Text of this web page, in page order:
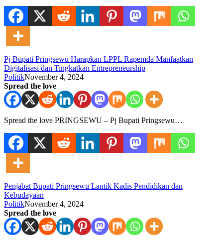
Pj Bupati Pringsewu Harapkan LPPL Rapemda Manfaatkan
Digitalisasi dan Tingkatkan Entrepreneurship
PolitikNovember 4, 2024
Spread the love
Spread the love PRINGSEWU – Pj Bupati Pringsewu…
Penjabat Bupati Pringsewu Lantik Kadis Pendidikan dan
Kebudayaan
PolitikNovember 4, 2024
Spread the love